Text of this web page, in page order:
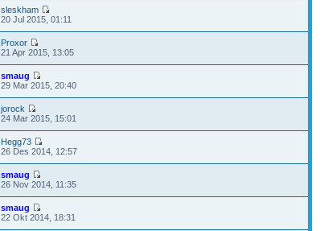
sleskham
20 Jul 2015, 01:11
Proxor
21 Apr 2015, 13:05
smaug
29 Mar 2015, 20:40
jorock
24 Mar 2015, 15:01
Hegg73
26 Des 2014, 12:57
smaug
26 Nov 2014, 11:35
smaug
22 Okt 2014, 18:31